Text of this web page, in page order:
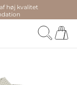
høj kvalitet